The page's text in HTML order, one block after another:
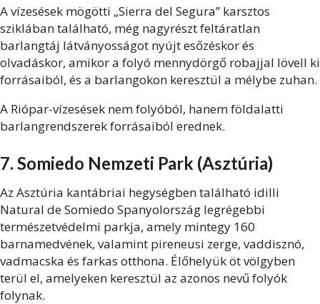
A vízesések mögötti „Sierra del Segura” karsztos
sziklában található, még nagyrészt feltáratlan
barlangtáj látványosságot nyújt esőzéskor és
olvadáskor, amikor a folyó mennydörgő robajjal lövell ki
forrásaiból, és a barlangokon keresztül a mélybe zuhan.
A Riópar-vízesések nem folyóból, hanem földalatti
barlangrendszerek forrásaiból erednek.
7. Somiedo Nemzeti Park (Asztúria)
Az Asztúria kantábriai hegységben található idilli
Natural de Somiedo Spanyolország legrégebbi
természetvédelmi parkja, amely mintegy 160
barnamedvének, valamint pireneusi zerge, vaddisznó,
vadmacska és farkas otthona. Élőhelyük öt völgyben
terül el, amelyeken keresztül az azonos nevű folyók
folynak.